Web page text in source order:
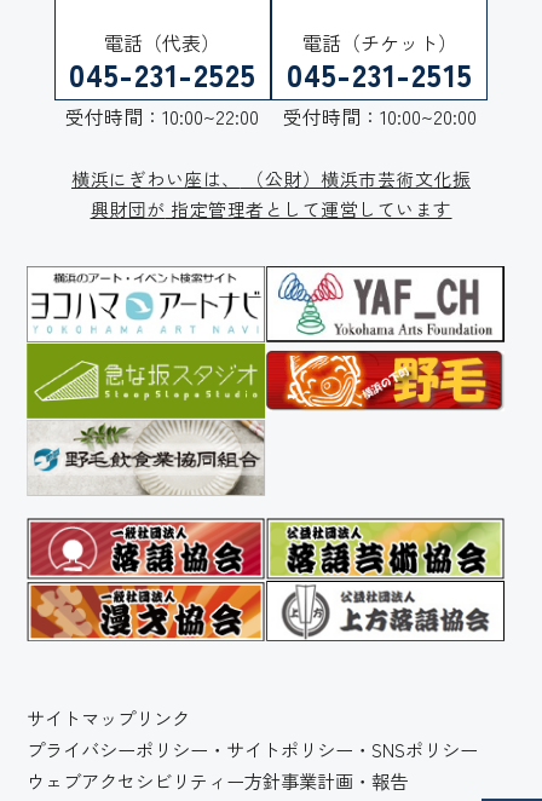
電話（代表）
045-231-2525
受付時間：10:00~22:00
電話（チケット）
045-231-2515
受付時間：10:00~20:00
横浜にぎわい座は、
（公財）横浜市芸術文化振
興財団が 指定管理者として運営しています
サイトマップリンク
プライバシーポリシー・サイトポリシー・SNSポリシー
ウェブアクセシビリティー方針事業計画・報告